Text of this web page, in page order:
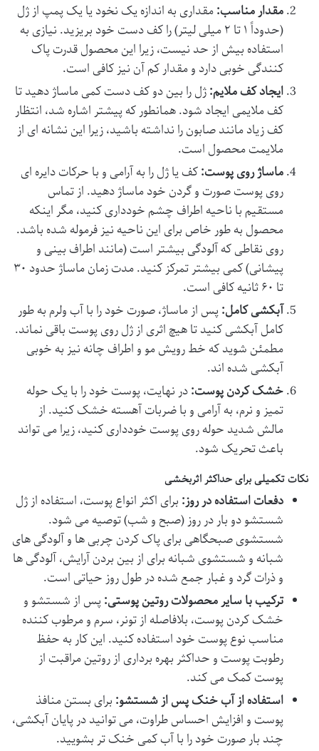
مقدار مناسب:مقداری به اندازه یک نخود یا یک پمپ از ژل
(حدوداً ۱ تا ۲ میلی لیتر) را کف دست خود بریزید. نیازی به
استفاده بیش از حد نیست، زیرا این محصول قدرت پاک
کنندگی خوبی دارد و مقدار کم آن نیز کافی است.
ایجاد کف ملایم:ژل را بین دو کف دست کمی ماساژ دهید تا
کف ملایمی ایجاد شود. همانطور که پیشتر اشاره شد، انتظار
کف زیاد مانند صابون را نداشته باشید، زیرا این نشانه ای از
ملایمت محصول است.
ماساژ روی پوست:کف یا ژل را به آرامی و با حرکات دایره ای
روی پوست صورت و گردن خود ماساژ دهید. از تماس
مستقیم با ناحیه اطراف چشم خودداری کنید، مگر اینکه
محصول به طور خاص برای این ناحیه نیز فرموله شده باشد.
روی نقاطی که آلودگی بیشتر است (مانند اطراف بینی و
پیشانی) کمی بیشتر تمرکز کنید. مدت زمان ماساژ حدود ۳۰
تا ۶۰ ثانیه کافی است.
آبکشی کامل:پس از ماساژ، صورت خود را با آب ولرم به طور
کامل آبکشی کنید تا هیچ اثری از ژل روی پوست باقی نماند.
مطمئن شوید که خط رویش مو و اطراف چانه نیز به خوبی
آبکشی شده اند.
خشک کردن پوست:در نهایت، پوست خود را با یک حوله
تمیز و نرم، به آرامی و با ضربات آهسته خشک کنید. از
مالش شدید حوله روی پوست خودداری کنید، زیرا می تواند
باعث تحریک شود.
نکات تکمیلی برای حداکثر اثربخشی
دفعات استفاده در روز: برای اکثر انواع پوست، استفاده از ژل
شستشو دو بار در روز (صبح و شب) توصیه می شود.
شستشوی صبحگاهی برای پاک کردن چربی ها و آلودگی های
شبانه و شستشوی شبانه برای از بین بردن آرایش، آلودگی ها
و ذرات گرد و غبار جمع شده در طول روز حیاتی است.
ترکیب با سایر محصولات روتین پوستی:پس از شستشو و
خشک کردن پوست، بلافاصله از تونر، سرم و مرطوب کننده
مناسب نوع پوست خود استفاده کنید. این کار به حفظ
رطوبت پوست و حداکثر بهره برداری از روتین مراقبت از
پوست کمک می کند.
استفاده از آب خنک پس از شستشو: برای بستن منافذ
پوست و افزایش احساس طراوت، می توانید در پایان آبکشی،
چند بار صورت خود را با آب کمی خنک تر بشویید.